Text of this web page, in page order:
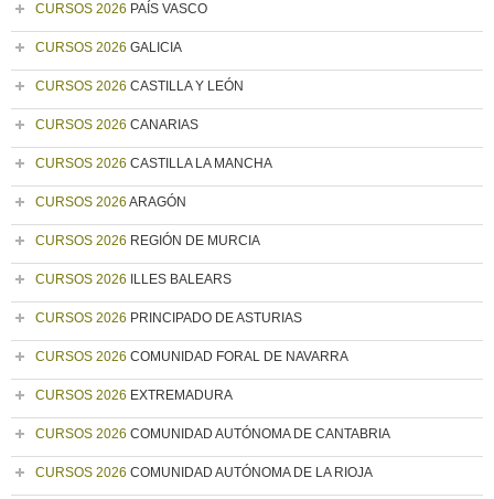
CURSOS 2026 PAÍS VASCO
CURSOS 2026 GALICIA
CURSOS 2026 CASTILLA Y LEÓN
CURSOS 2026 CANARIAS
CURSOS 2026 CASTILLA LA MANCHA
CURSOS 2026 ARAGÓN
CURSOS 2026 REGIÓN DE MURCIA
CURSOS 2026 ILLES BALEARS
CURSOS 2026 PRINCIPADO DE ASTURIAS
CURSOS 2026 COMUNIDAD FORAL DE NAVARRA
CURSOS 2026 EXTREMADURA
CURSOS 2026 COMUNIDAD AUTÓNOMA DE CANTABRIA
CURSOS 2026 COMUNIDAD AUTÓNOMA DE LA RIOJA